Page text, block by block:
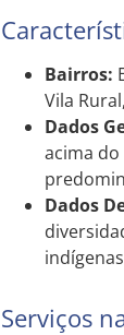
Bairros:
Vila Rural,
Dados
acima
Dados
Serviços